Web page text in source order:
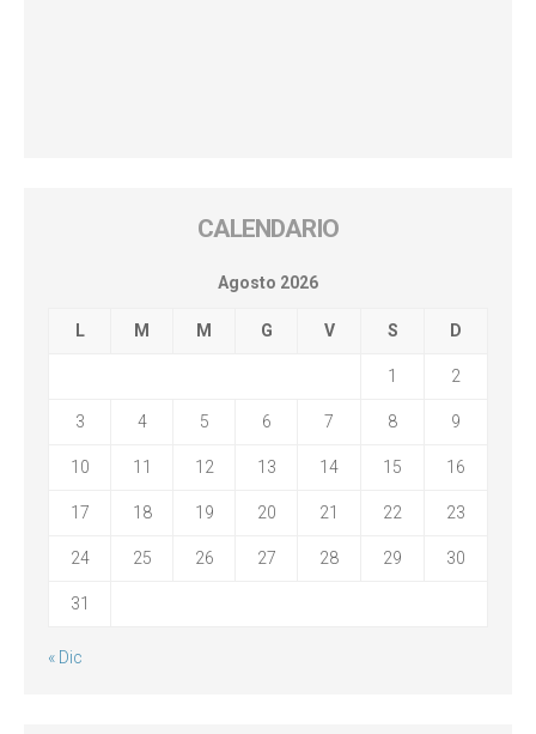
CALENDARIO
Agosto 2026
L M M G V S D
1 2
3 4 5 6 7 8 9
10 11 12 13 14 15 16
17 18 19 20 21 22 23
24 25 26 27 28 29 30
31
« Dic